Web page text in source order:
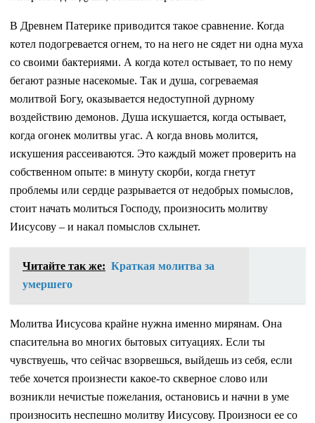
В Древнем Патерике приводится такое сравнение. Когда
котел подогревается огнем, то на него не сядет ни одна муха
со своими бактериями. А когда котел остывает, то по нему
бегают разные насекомые. Так и душа, согреваемая
молитвой Богу, оказывается недоступной дурному
воздействию демонов. Душа искушается, когда остывает,
когда огонек молитвы угас. А когда вновь молится,
искушения рассеиваются. Это каждый может проверить на
собственном опыте: в минуту скорби, когда гнетут
проблемы или сердце разрывается от недобрых помыслов,
стоит начать молиться Господу, произносить молитву
Иисусову – и накал помыслов схлынет.
Читайте так же: Краткая молитва за
умершего
Молитва Иисусова крайне нужна именно мирянам. Она
спасительна во многих бытовых ситуациях. Если ты
чувствуешь, что сейчас взорвешься, выйдешь из себя, если
тебе хочется произнести какое-то скверное слово или
возникли нечистые пожелания, остановись и начни в уме
произносить неспешно молитву Иисусову. Произноси ее со